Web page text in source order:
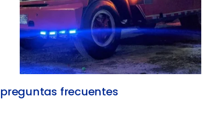
preguntas frecuentes